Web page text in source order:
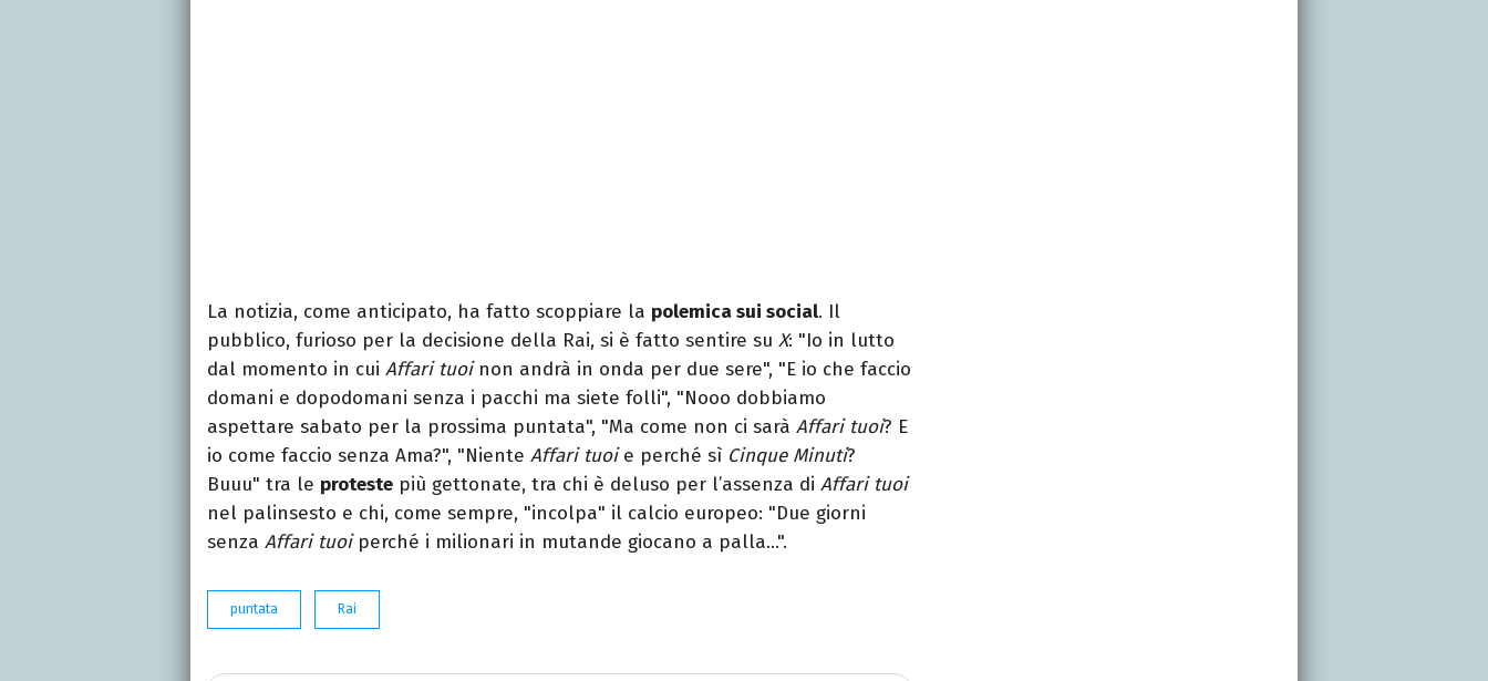
La notizia, come anticipato, ha fatto scoppiare la polemica sui social. Il
pubblico, furioso per la decisione della Rai, si è fatto sentire su X: "Io in lutto
dal momento in cui Affari tuoinon andrà in onda per due sere", "E io che faccio
domani e dopodomani senza i pacchi ma siete folli", "Nooo dobbiamo
aspettare sabato per la prossima puntata", "Ma come non ci sarà Affari tuoi? E
io come faccio senza Ama?", "Niente Affari tuoie perché sì Cinque Minuti?
Buuu" tra le proteste più gettonate, tra chi è deluso per l’assenza di Affari tuoi
nel palinsesto e chi, come sempre, "incolpa" il calcio europeo: "Due giorni
senza Affari tuoiperché i milionari in mutande giocano a palla…".
puntata Rai